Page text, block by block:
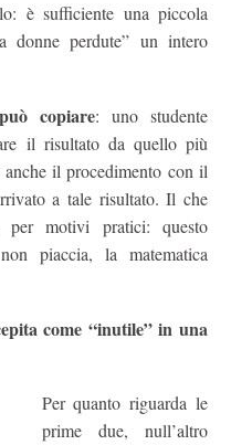
è sufficiente una piccola
donne perdute” un intero
copiare: uno studente
il risultato da quello più
anche il procedimento con il
a tale risultato. Il che
per motivi pratici: questo
piaccia, la matematica
come “inutile” in una
Per quanto riguarda le
prime due, null’altro